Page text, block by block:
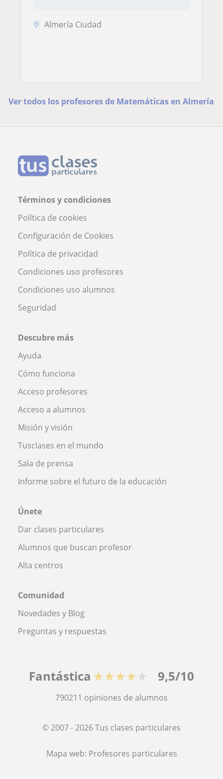
Almería Ciudad
Ver todos los profesores de Matemáticas en Almería
Términos y condiciones
Política de cookies
Configuración de Cookies
Política de privacidad
Condiciones uso profesores
Condiciones uso alumnos
Seguridad
Descubre más
Ayuda
Cómo funciona
Acceso profesores
Acceso a alumnos
Misión y visión
Tusclases en el mundo
Sala de prensa
Informe sobre el futuro de la educación
Únete
Dar clases particulares
Alumnos que buscan profesor
Alta centros
Comunidad
Novedades y Blog
Preguntas y respuestas
Fantástica ★★★★★ 9,5/10
790211 opiniones de alumnos
© 2007 - 2026 Tus clases particulares
Mapa web: Profesores particulares